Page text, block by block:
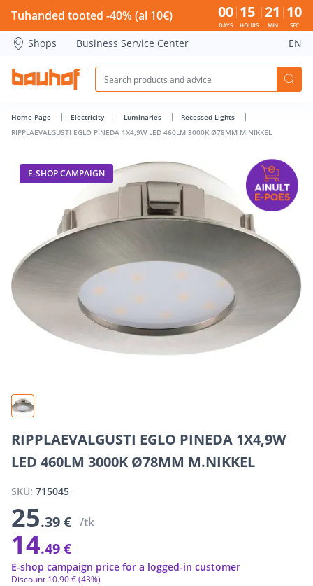
RIPPLAEVALGUSTI EGLO PINEDA 1X4,9W LED 460LM
Tuhanded tooted -40% (al 10€) 00
DAYS
15
HOURS
21
MIN
09
SEC
Shops Business Service Center EN
Home Page Electricity Luminaries
Recessed Lights
RIPPLAEVALGUSTI EGLO PINEDA 1X4,9W LED 460LM 3000K Ø78MM M.NIKKEL
E-SHOP CAMPAIGN
RIPPLAEVALGUSTI EGLO PINEDA 1X4,9W
LED 460LM 3000K Ø78MM M.NIKKEL
SKU: 715045
25.39 € /tk
14.49 €
Discount 10.90 €(43%)
E-shop campaign price for a logged-in customer